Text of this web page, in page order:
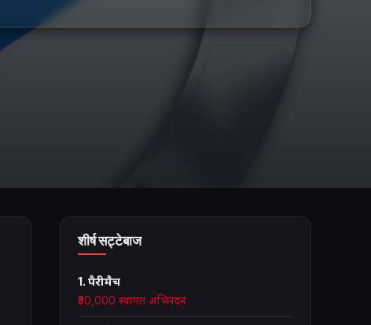
शीर्ष सट्टेबाज
1. पैरीमैच
₹30,000 स्वागत अभिनंदन